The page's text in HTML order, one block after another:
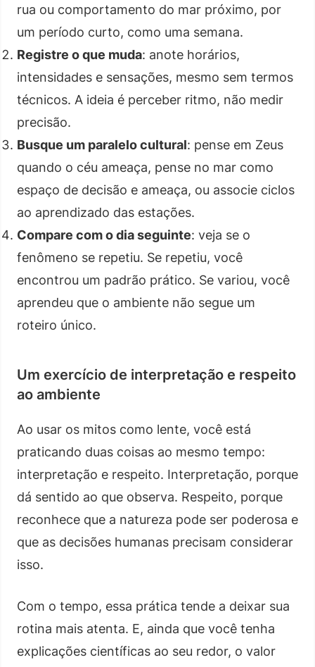
rua ou comportamento do mar próximo, por
um período curto, como uma semana.
Registre o que muda: anote horários,
intensidades e sensações, mesmo sem termos
técnicos. A ideia é perceber ritmo, não medir
precisão.
Busque um paralelo cultural: pense em Zeus
quando o céu ameaça, pense no mar como
espaço de decisão e ameaça, ou associe ciclos
ao aprendizado das estações.
Compare com o dia seguinte: veja se o
fenômeno se repetiu. Se repetiu, você
encontrou um padrão prático. Se variou, você
aprendeu que o ambiente não segue um
roteiro único.
Um exercício de interpretação e respeito
ao ambiente
Ao usar os mitos como lente, você está
praticando duas coisas ao mesmo tempo:
interpretação e respeito. Interpretação, porque
dá sentido ao que observa. Respeito, porque
reconhece que a natureza pode ser poderosa e
que as decisões humanas precisam considerar
isso.
Com o tempo, essa prática tende a deixar sua
rotina mais atenta. E, ainda que você tenha
explicações científicas ao seu redor, o valor